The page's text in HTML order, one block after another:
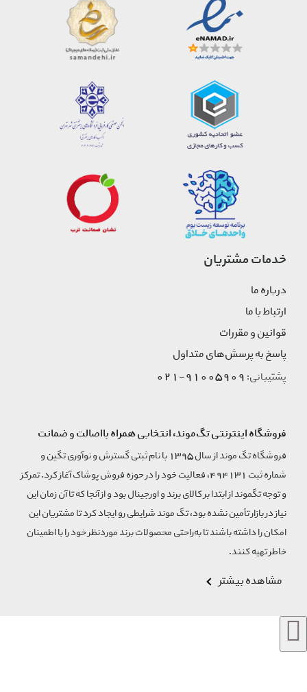
خدمات مشتریان
درباره ما
ارتباط با ما
قوانین و مقررات
پاسخ به پرسش‌های متداول
پشتیبانی:91005909-021
فروشگاه اینترنتی تگ‌موند، انتخابی همراه بااصالت و ضمانت
فروشگاه تگ موند از سال 1395 با نام ثبتی گسترش و نوآوری تگین و
شماره ثبت 494131، فعالیت خود را در حوزه فروش پوشاک آغاز کرد. تمرکز
و توجه تگموند از ابتدا بر کالای برند و اورجینال بود و از آنجا که تا آن زمان این
نیاز در بازار تأمین نشده بود، تگ موند شرایطی رو ایجاد کرد تا مشتریان این
امکان را داشته باشند تا به‌راحتی محصولات برند مورد‌نظر خود را با اطمینان
خاطر تهیه کنند.
مشاهده بیشتر